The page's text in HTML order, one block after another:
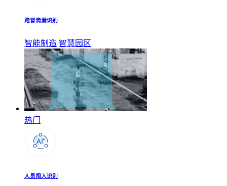
跑冒滴漏识别
智能制造 智慧园区
热门
人员闯入识别